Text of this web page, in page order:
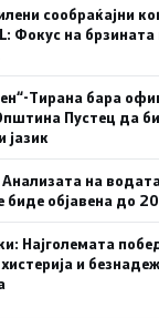
сообраќајни
Фокус на
Тирана бара
Пустец да
јазик
на
биде објавена до
Најголемата
и